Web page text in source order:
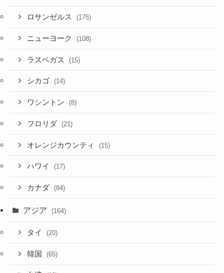
ロサンゼルス (175)
ニューヨーク (108)
ラスベガス (15)
シカゴ (14)
ワシントン (8)
フロリダ (21)
オレンジカウンティ (15)
ハワイ (17)
カナダ (84)
アジア (164)
タイ (20)
韓国 (65)